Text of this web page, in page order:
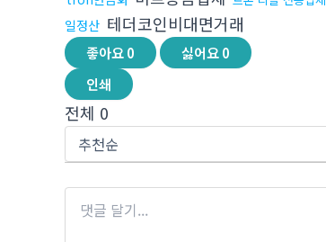
일정산 테더코인비대면거래
좋아요0 싫어요0
인쇄
전체 0